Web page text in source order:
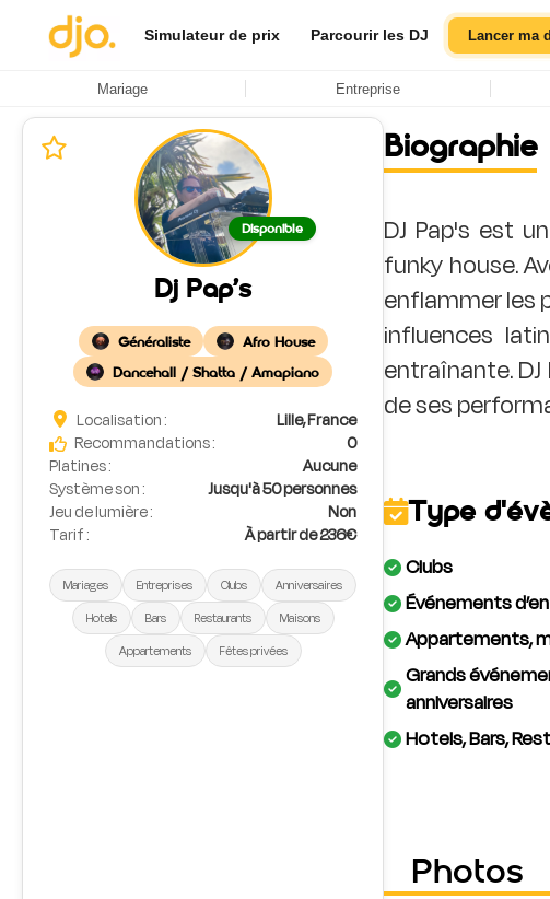
Simulateur de prix Parcourir les DJ Lancer ma
Mariage Entreprise
Disponible
Dj Pap’s
Généraliste
Afro House
Dancehall / Shatta / Amapiano
Localisation :
Lille, France
Recommandations :
0
Platines :
Aucune
Système son :
Jusqu'à 50 personnes
Jeu de lumière :
Non
Tarif :
À partir de 236€
Mariages Entreprises Clubs
Anniversaires
Hotels
Bars Restaurants
Maisons
Appartements
Fêtes privées
Biographie
DJ Pap's est
funky house.
enflammer les
influences
entraînante.
Type
Clubs
Événements
Appartements,
Grands
anniversaires
Hotels, Bars,
Photos